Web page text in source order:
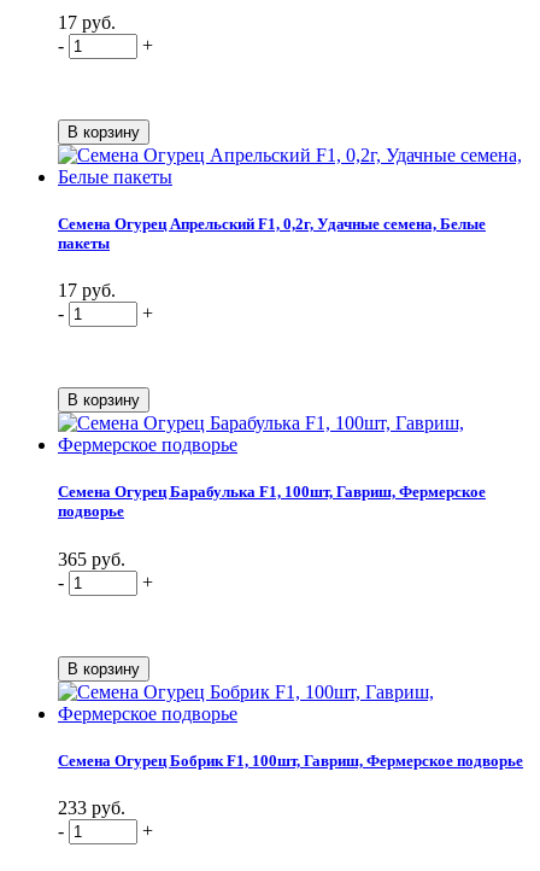
17 руб.
-
+
Семена Огурец Апрельский F1, 0,2г, Удачные семена, Белые
пакеты
17 руб.
-
+
Семена Огурец Барабулька F1, 100шт, Гавриш, Фермерское
подворье
365 руб.
-
+
Семена Огурец Бобрик F1, 100шт, Гавриш, Фермерское подворье
233 руб.
-
+